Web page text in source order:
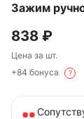
Зажим
838 ₽
Цена за шт.
+84 бонуса
?